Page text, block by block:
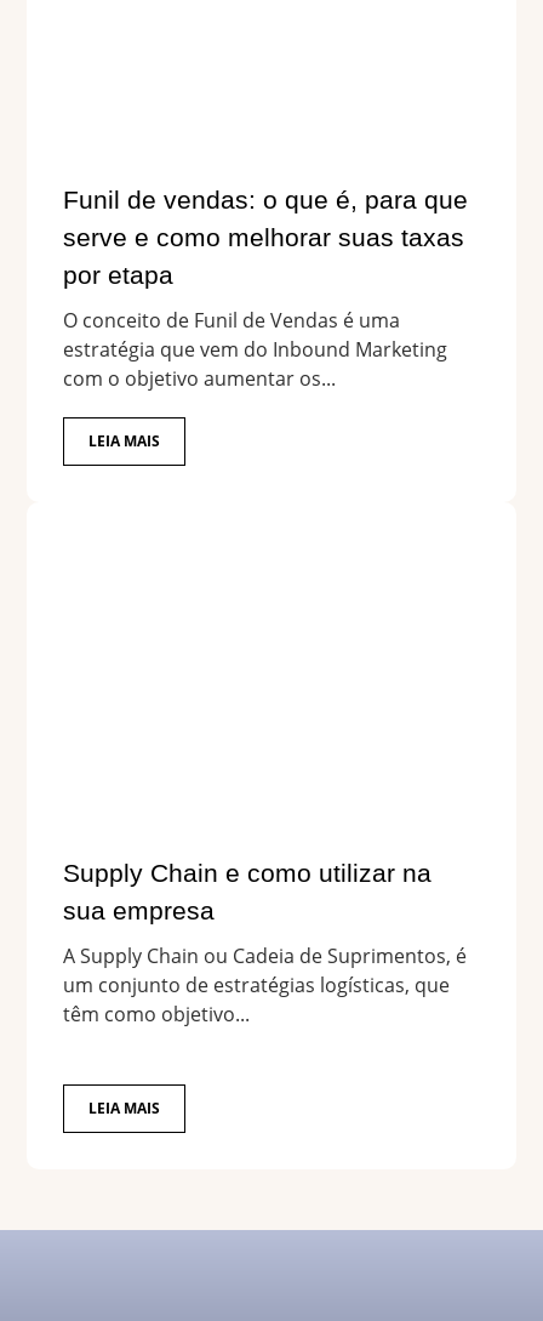
Funil de vendas: o que é, para que
serve e como melhorar suas taxas
por etapa
O conceito de Funil de Vendas é uma
estratégia que vem do Inbound Marketing
com o objetivo aumentar os...
LEIA MAIS
Supply Chain e como utilizar na
sua empresa
A Supply Chain ou Cadeia de Suprimentos, é
um conjunto de estratégias logísticas, que
têm como objetivo...
LEIA MAIS